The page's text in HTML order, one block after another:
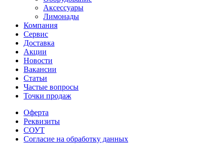
офіційний
сайт
через
разные
сайты.
можно
встретить
онлайн
казино
среди
обсуждаемых
тем.
Аксессуары
Лимонады
Компания
Сервис
Доставка
Акции
Новости
Вакансии
Статьи
Частые вопросы
Точки продаж
Оферта
Реквизиты
СОУТ
Согласие на обработку данных